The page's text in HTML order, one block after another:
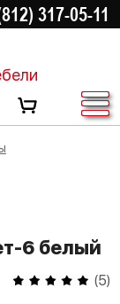
317-05-11
6 белый
(5)